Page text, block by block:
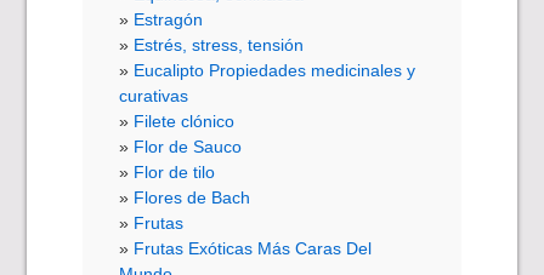
Estragón
Estrés, stress, tensión
Eucalipto Propiedades medicinales y
curativas
Filete clónico
Flor de Sauco
Flor de tilo
Flores de Bach
Frutas
Frutas Exóticas Más Caras Del